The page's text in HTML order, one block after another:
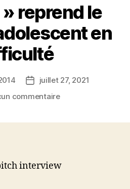
reprend le
en
Datejuillet 27, 2021
commentairesur
l’adolescent
interview